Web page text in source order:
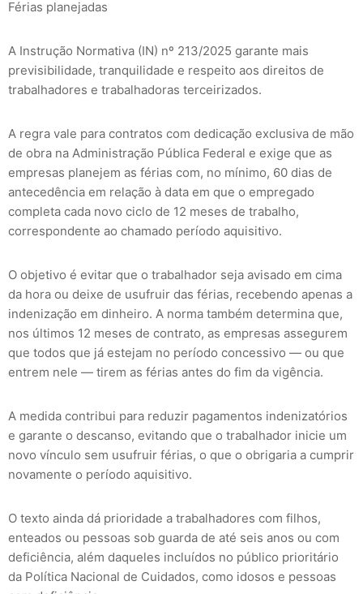
Férias planejadas
A Instrução Normativa (IN) nº 213/2025 garante mais
previsibilidade, tranquilidade e respeito aos direitos de
trabalhadores e trabalhadoras terceirizados.
A regra vale para contratos com dedicação exclusiva de mão
de obra na Administração Pública Federal e exige que as
empresas planejem as férias com, no mínimo, 60 dias de
antecedência em relação à data em que o empregado
completa cada novo ciclo de 12 meses de trabalho,
correspondente ao chamado período aquisitivo.
O objetivo é evitar que o trabalhador seja avisado em cima
da hora ou deixe de usufruir das férias, recebendo apenas a
indenização em dinheiro. A norma também determina que,
nos últimos 12 meses de contrato, as empresas assegurem
que todos que já estejam no período concessivo — ou que
entrem nele — tirem as férias antes do fim da vigência.
A medida contribui para reduzir pagamentos indenizatórios
e garante o descanso, evitando que o trabalhador inicie um
novo vínculo sem usufruir férias, o que o obrigaria a cumprir
novamente o período aquisitivo.
O texto ainda dá prioridade a trabalhadores com filhos,
enteados ou pessoas sob guarda de até seis anos ou com
deficiência, além daqueles incluídos no público prioritário
da Política Nacional de Cuidados, como idosos e pessoas